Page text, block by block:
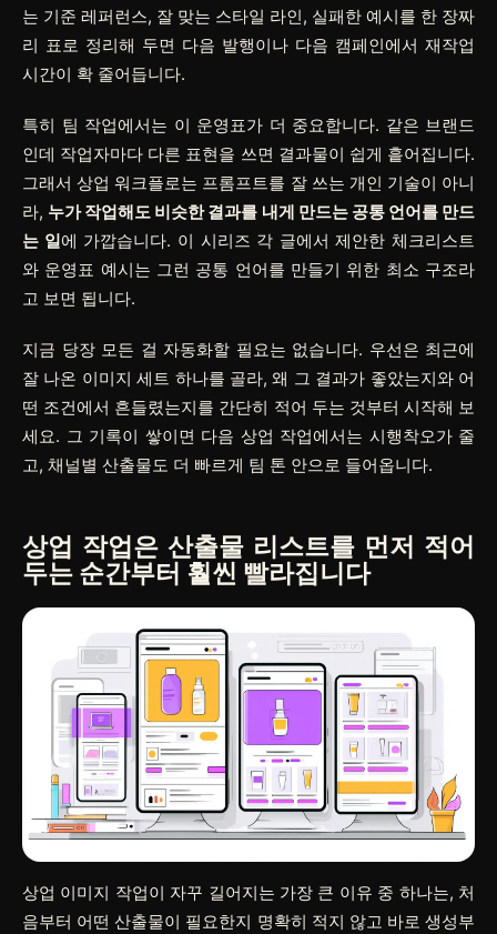
는 기준 레퍼런스, 잘 맞는 스타일 라인, 실패한 예시를 한 장짜
리 표로 정리해 두면 다음 발행이나 다음 캠페인에서 재작업
시간이 확 줄어듭니다.
특히 팀 작업에서는 이 운영표가 더 중요합니다. 같은 브랜드
인데 작업자마다 다른 표현을 쓰면 결과물이 쉽게 흩어집니다.
그래서 상업 워크플로는 프롬프트를 잘 쓰는 개인 기술이 아니
라, 누가 작업해도 비슷한 결과를 내게 만드는 공통 언어를 만드
는 일에 가깝습니다. 이 시리즈 각 글에서 제안한 체크리스트
와 운영표 예시는 그런 공통 언어를 만들기 위한 최소 구조라
고 보면 됩니다.
지금 당장 모든 걸 자동화할 필요는 없습니다. 우선은 최근에
잘 나온 이미지 세트 하나를 골라, 왜 그 결과가 좋았는지와 어
떤 조건에서 흔들렸는지를 간단히 적어 두는 것부터 시작해 보
세요. 그 기록이 쌓이면 다음 상업 작업에서는 시행착오가 줄
고, 채널별 산출물도 더 빠르게 팀 톤 안으로 들어옵니다.
상업 작업은 산출물 리스트를 먼저 적어
두는 순간부터 훨씬 빨라집니다
상업 이미지 작업이 자꾸 길어지는 가장 큰 이유 중 하나는, 처
음부터 어떤 산출물이 필요한지 명확히 적지 않고 바로 생성부